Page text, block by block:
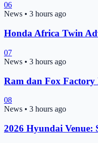
06
News • 3 hours ago
Honda Africa Twin
07
News • 3 hours ago
Ram dan Fox Factory
08
News • 3 hours ago
2026 Hyundai Venue: